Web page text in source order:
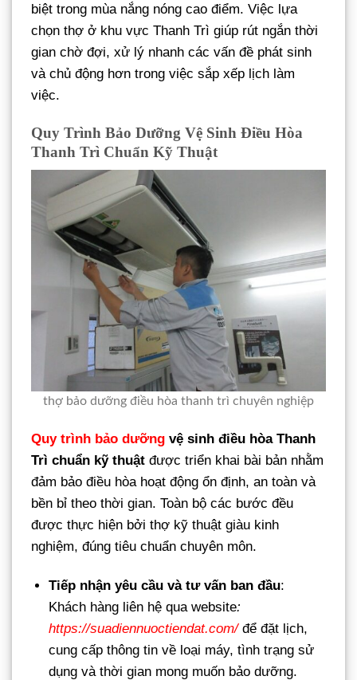
biệt trong mùa nắng nóng cao điểm. Việc lựa
chọn thợ ở khu vực Thanh Trì giúp rút ngắn thời
gian chờ đợi, xử lý nhanh các vấn đề phát sinh
và chủ động hơn trong việc sắp xếp lịch làm
việc.
Quy Trình Bảo Dưỡng Vệ Sinh Điều Hòa
Thanh Trì Chuẩn Kỹ Thuật
thợ bảo dưỡng điều hòa thanh trì chuyên nghiệp
Quy trình bảo dưỡng vệ sinh điều hòa Thanh
Trì chuẩn kỹ thuật được triển khai bài bản nhằm
đảm bảo điều hòa hoạt động ổn định, an toàn và
bền bỉ theo thời gian. Toàn bộ các bước đều
được thực hiện bởi thợ kỹ thuật giàu kinh
nghiệm, đúng tiêu chuẩn chuyên môn.
Tiếp nhận yêu cầu và tư vấn ban đầu:
Khách hàng liên hệ qua website:
https://suadiennuoctiendat.com/để đặt lịch,
cung cấp thông tin về loại máy, tình trạng sử
dụng và thời gian mong muốn bảo dưỡng.